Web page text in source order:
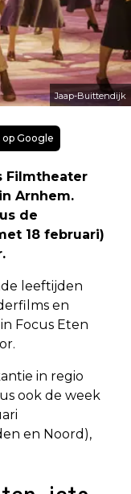
Jaap-Buittendijk
Google
Filmtheater
Arnhem.
de
18 februari)
leeftijden
en
Focus Eten
in regio
ook de week
en Noord),